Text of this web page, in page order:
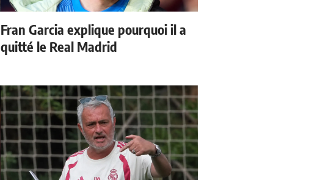
Fran Garcia explique pourquoi il a
quitté le Real Madrid